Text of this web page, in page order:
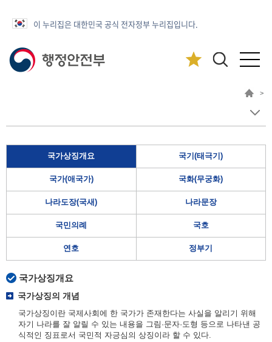
이 누리집은 대한민국 공식 전자정부 누리집입니다.
>
국가상징개요 국기(태극기)
국가(애국가) 국화(무궁화)
나라도장(국새) 나라문장
국민의례 국호
연호 정부기
국가상징개요
국가상징의 개념
국가상징이란 국제사회에 한 국가가 존재한다는 사실을 알리기 위해
자기 나라를 잘 알릴 수 있는 내용을 그림·문자·도형 등으로 나타낸 공
식적인 징표로서 국민적 자긍심의 상징이라 할 수 있다.